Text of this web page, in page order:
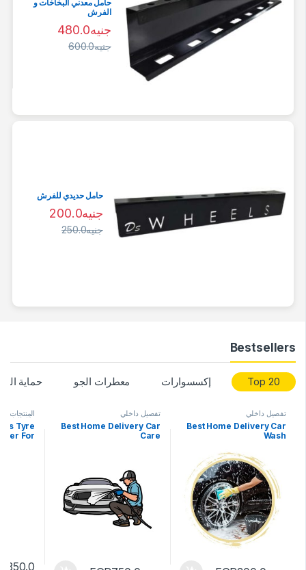
حامل معدني البخاخات و
الفرش
جنيه480.0
جنيه600.0
حامل حديدي للفرش
جنيه200.0
جنيه250.0
Bestsellers
Top 20 إكسسوارات معطرات الجو حماية
تفصيل داخلي
Best Home Delivery Car
Wash
تفصيل داخلي
Best Home Delivery Car
Care
المنتجات,
والإطارات
Tyre
For
350.0